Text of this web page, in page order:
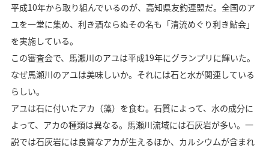
平成10年から取り組んでいるのが、高知県友釣連盟だ。全国のア
ユを一堂に集め、利き酒ならぬその名も「清流めぐり利き鮎会」
を実施している。
この審査会で、馬瀬川のアユは平成19年にグランプリに輝いた。
なぜ馬瀬川のアユは美味しいか。それには石と水が関連している
らしい。
アユは石に付いたアカ（藻）を食む。石質によって、水の成分に
よって、アカの種類は異なる。馬瀬川流域には石灰岩が多い。一
説では石灰岩には良質なアカが生えるほか、カルシウムが含まれ